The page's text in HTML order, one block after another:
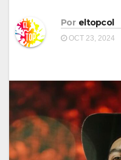
Por eltopcol
OCT 23, 2024